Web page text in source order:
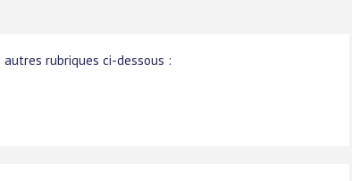
rubriques ci-dessous :